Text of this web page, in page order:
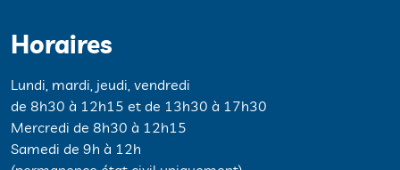
Horaires
Lundi, mardi, jeudi, vendredi
de 8h30 à 12h15 et de 13h30 à 17h30
Mercredi de 8h30 à 12h15
Samedi de 9h à 12h